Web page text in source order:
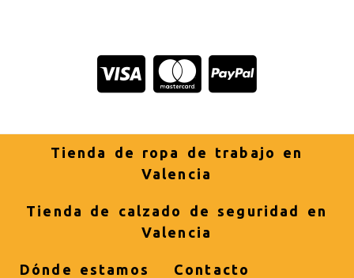
Tienda de ropa de trabajo en
Valencia
Tienda de calzado de seguridad en
Valencia
Dónde estamos Contacto